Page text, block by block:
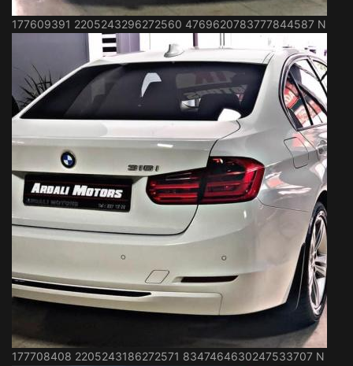
177609391 2205243296272560 4769620783777844587 N
177708408 2205243186272571 8347464630247533707 N